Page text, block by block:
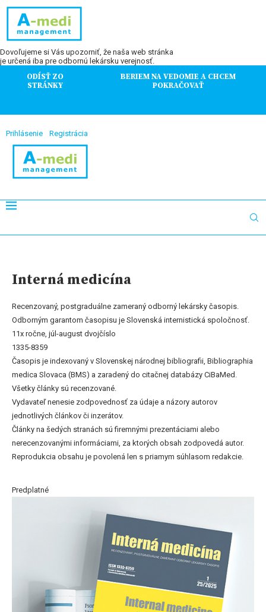
Dovoľujeme si Vás upozorniť, že naša web stránka
je určená iba pre odbornú lekársku verejnosť.
ODÍSŤ ZO
STRÁNKY
BERIEM NA VEDOMIE A CHCEM
POKRAČOVAŤ
Prihlásenie Registrácia
Interná medicína
Recenzovaný, postgraduálne zameraný odborný lekársky časopis.
Odborným garantom časopisu je Slovenská internistická spoločnosť.
11x ročne, júl-august dvojčíslo
1335-8359
Časopis je indexovaný v Slovenskej národnej bibliografii, Bibliographia
medica Slovaca (BMS) a zaradený do citačnej databázy CiBaMed.
Všetky články sú recenzované.
Vydavateľ nenesie zodpovednosť za údaje a názory autorov
jednotlivých článkov či inzerátov.
Články na šedých stranách sú firemnými prezentáciami alebo
nerecenzovanými informáciami, za ktorých obsah zodpovedá autor.
Reprodukcia obsahu je povolená len s priamym súhlasom redakcie.
Predplatné